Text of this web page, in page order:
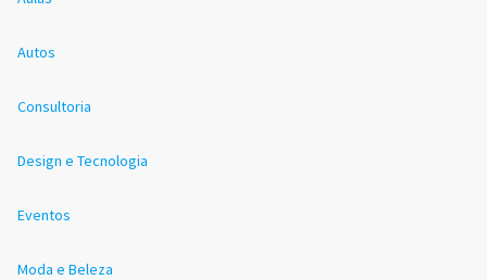
Autos
Consultoria
Design e Tecnologia
Eventos
Moda e Beleza